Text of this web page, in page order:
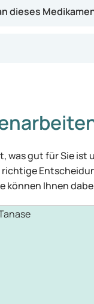
dieses
was gut für Sie
richtige
können Ihnen